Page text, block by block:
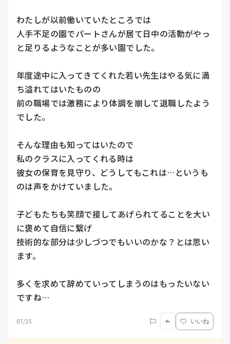
わたしが以前働いていたところでは
人手不足の園でパートさんが居て日中の活動がやっ
と足りるようなことが多い園でした。
年度途中に入ってきてくれた若い先生はやる気に満
ち溢れてはいたものの
前の職場では激務により体調を崩して退職したよう
でした。
そんな理由も知ってはいたので
私のクラスに入ってくれる時は
彼女の保育を見守り、どうしてもこれは…というも
のは声をかけていました。
子どもたちも笑顔で接してあげられてることを大い
に褒めて自信に繋げ
技術的な部分は少しづつでもいいのかな？とは思い
ます。
多くを求めて辞めていってしまうのはもったいない
ですね…
07/25 いいね